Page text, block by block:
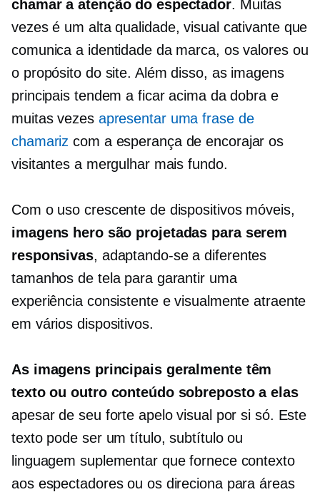
chamar a atenção do espectador. Muitas
vezes é um alta qualidade, visual cativante que
comunica a identidade da marca, os valores ou
o propósito do site. Além disso, as imagens
principais tendem a ficar acima da dobra e
muitas vezes apresentar uma frase de
chamariz com a esperança de encorajar os
visitantes a mergulhar mais fundo.
Com o uso crescente de dispositivos móveis,
imagens hero são projetadas para serem
responsivas, adaptando-se a diferentes
tamanhos de tela para garantir uma
experiência consistente e visualmente atraente
em vários dispositivos.
As imagens principais geralmente têm
texto ou outro conteúdo sobreposto a elas
apesar de seu forte apelo visual por si só. Este
texto pode ser um título, subtítulo ou
linguagem suplementar que fornece contexto
aos espectadores ou os direciona para áreas